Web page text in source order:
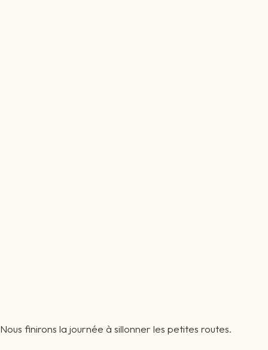
Nous finirons la journée à sillonner les petites routes.